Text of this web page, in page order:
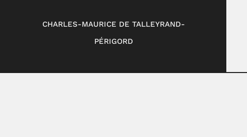
CHARLES-MAURICE DE TALLEYRAND-
PÉRIGORD